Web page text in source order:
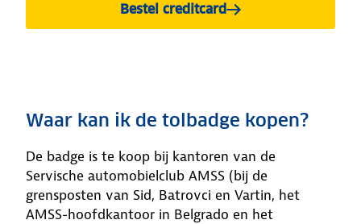
Bestel creditcard
Waar kan ik de tolbadge kopen?
De badge is te koop bij kantoren van de
Servische automobielclub AMSS (bij de
grensposten van Sid, Batrovci en Vartin, het
AMSS-hoofdkantoor in Belgrado en het